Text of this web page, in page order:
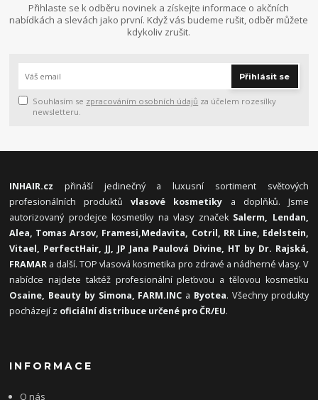
Přihlaste se k odběru novinek a získejte informace o akčních
nabídkách a slevách jako první. Když vás budeme rušit, odběr můžete
kdykoliv zrušit.
Přihlásit se
Souhlasím se zpracováním osobních údajů za účelem rozesílky
newsletteru.
INHAIR.cz přináší jedinečný a luxusní sortiment světových
profesionálních produktůvlasové kosmetiky a doplňků. Jsme
autorizovaný prodejce kosmetiky na vlasy značek Salerm, Lendan,
Alea, Tomas Arsov, Framesi,Medavita, Cotril, RR Line, Edelstein,
Vitael, PerfectHair, JJ, JP Jana Paulová Divine, HT by Dr. Rajská,
FRAMAR a další. TOP vlasová kosmetika pro zdravé a nádherné vlasy. V
nabídce najdete taktéž profesionální pleťovou a tělovou kosmetiku
Osaine, Beauty by Simona, FARM.INC a Byotea. Všechny produkty
pocházejí z oficiální distribuce určené pro ČR/EU.
INFORMACE
O nás